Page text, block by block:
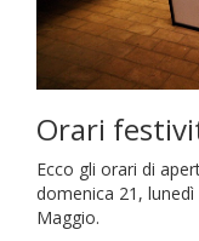
Orari
Ecco gli orari di
domenica 21,
Maggio.